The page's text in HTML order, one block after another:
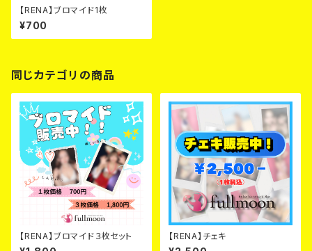
【RENA】ブロマイド1枚
¥700
同じカテゴリの商品
【RENA】ブロマイド３枚セット 【RENA】チェキ